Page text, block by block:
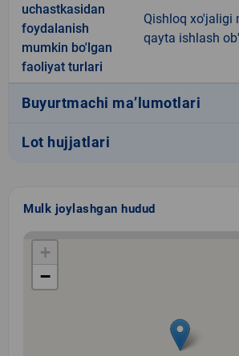
uchastkasidan
foydalanish
mumkin bo'lgan
faoliyat turlari
Qishloq xo'jaligi
qayta ishlash
Buyurtmachi ma’lumotlari
Lot hujjatlari
Mulk joylashgan hudud
+
−